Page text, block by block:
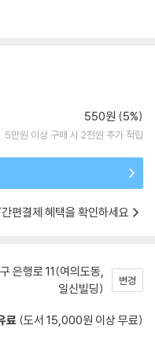
550원 (5%)
5만원 이상 구매 시 2천원 추가 적립
편결제 혜택을 확인하세요
은행로 11(여의도동,
일신빌딩)
변경
료 (도서 15,000원 이상 무료)